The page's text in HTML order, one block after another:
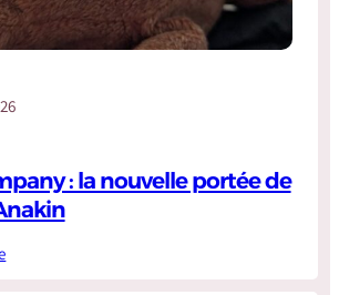
: la nouvelle portée de